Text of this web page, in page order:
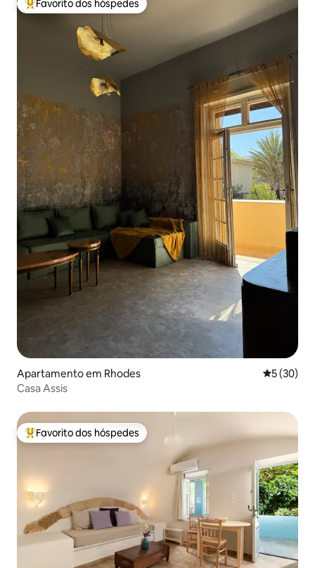
Favoritos dos hóspedes mais apreciados
Favorito dos hóspedes
Apartamento em Rhodes
5 (30)
Casa Assis
Favoritos dos hóspedes mais apreciados
Favorito dos hóspedes